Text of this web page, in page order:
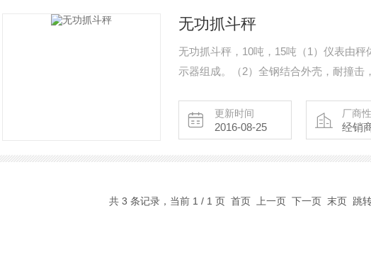
无功抓斗秤
无功抓斗秤，10吨，15吨（1）仪表由
示器组成。（2）全钢结合外壳，耐撞击
更新时间
2016-08-25
厂商
经销
共 3 条记录，当前 1 / 1 页 首页 上一页 下一页 末页 跳